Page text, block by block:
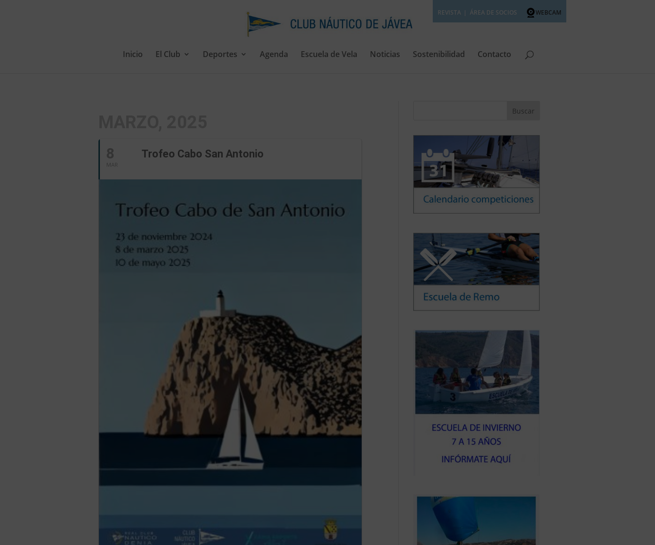
REVISTA ÁREA DE SOCIOS WEBCAM
Inicio El Club Deportes Agenda Escuela de Vela Noticias Sostenibilidad Contacto
8
MAR
Trofeo Cabo San Antonio